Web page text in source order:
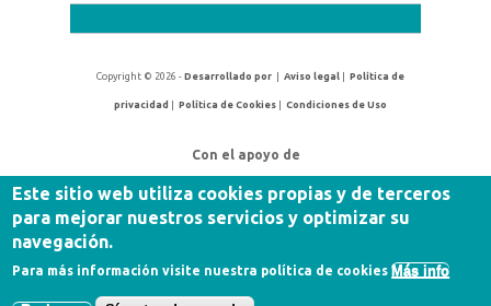
Copyright © 2026 -Desarrollado por |Aviso legal |Política de
privacidad |Política de Cookies |Condiciones de Uso
Con el apoyo de
Este sitio web utiliza cookies propias y de terceros
para mejorar nuestros servicios y optimizar su
navegación.
Para más información visite nuestra política de cookies Más info